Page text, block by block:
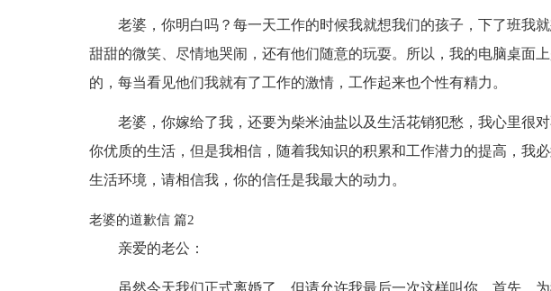
老婆，你明白吗？每一天工作的时候我就想我们的孩子，下了班我
甜甜的微笑、尽情地哭闹，还有他们随意的玩耍。所以，我的电脑桌面
的，每当看见他们我就有了工作的激情，工作起来也个性有精力。
老婆，你嫁给了我，还要为柴米油盐以及生活花销犯愁，我心里很
你优质的生活，但是我相信，随着我知识的积累和工作潜力的提高，我
生活环境，请相信我，你的信任是我最大的动力。
老婆的道歉信 篇2
亲爱的老公：
虽然今天我们正式离婚了，但请允许我最后一次这样叫你。首先，